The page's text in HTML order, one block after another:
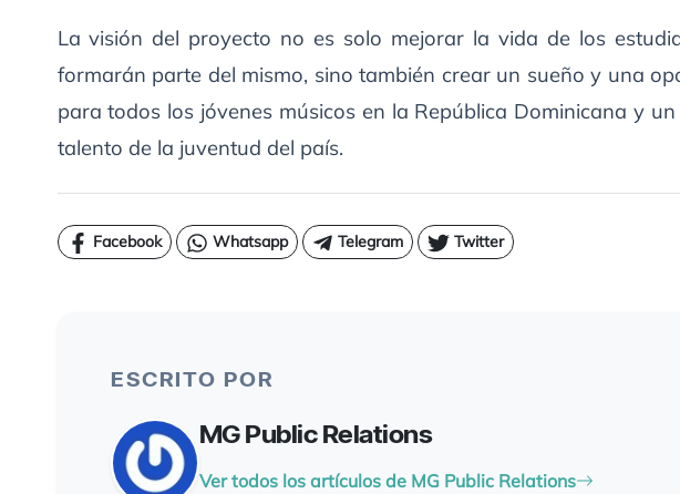
La visión del proyecto no es solo mejorar la vida de los
formarán parte del mismo, sino también crear un sueño y una
para todos los jóvenes músicos en la República Dominicana y
talento de la juventud del país.
Facebook Whatsapp Telegram Twitter
ESCRITO POR
MG Public Relations
Ver todos los artículos de MG Public Relations